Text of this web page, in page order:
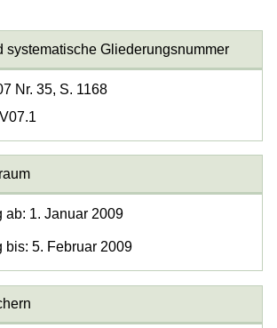
systematische Gliederungsnummer
Nr. 35, S. 1168
ab: 1. Januar 2009
bis: 5. Februar 2009